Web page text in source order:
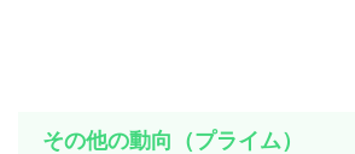
その他の動向（プライム）